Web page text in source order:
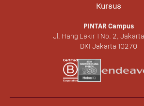
Kursus
PINTAR Campus
Jl. Hang Lekir 1 No. 2,
DKI Jakarta 10270